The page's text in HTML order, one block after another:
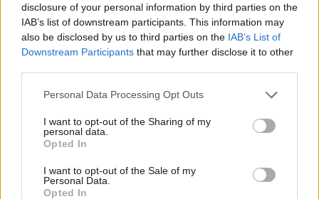
disclosure of your personal information by third parties on the
IAB’s list of downstream participants. This information may
also be disclosed by us to third parties on the IAB’s List of
Downstream Participants that may further disclose it to other
Please note that this website/app uses one or more Google
not limited to your visit or usage behaviour. You may click to
grant or deny consent to Google and its third-party tags to
use your data for below specified purposes in below Google
consent section.
Personal Data Processing Opt Outs
I want to opt-out of the Sharing of my
personal data.
Opted In
I want to opt-out of the Sale of my
Personal Data.
Opted In
L’ottimizzazione del funnel di vendita rappresenta
un processo continuo che richiede attenzione ai
dettagli e un approcciodata-driven. Con le giuste
strategie e un’analisi approfondita, è possibile
massimizzare le conversioni e raggiungere nuovi
AUTORE
Staff